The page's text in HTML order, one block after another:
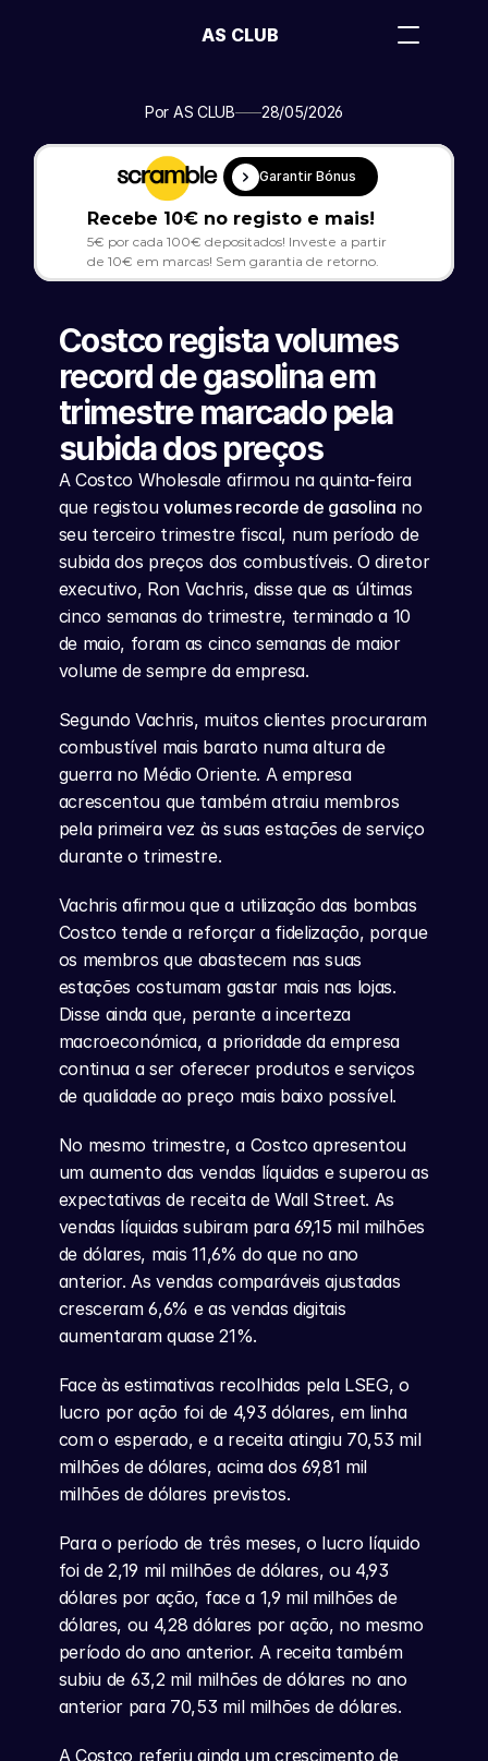
Por AS CLUB 28/05/2026
Garantir Bónus
Recebe 10€ no registo e mais!
5€ por cada 100€ depositados! Investe a partir
de 10€ em marcas! Sem garantia de retorno.
Costco regista volumes
record de gasolina em
trimestre marcado pela
subida dos preços
A Costco Wholesale afirmou na quinta-feira
que registou volumes recorde de gasolina no
seu terceiro trimestre fiscal, num período de
subida dos preços dos combustíveis. O diretor
executivo, Ron Vachris, disse que as últimas
cinco semanas do trimestre, terminado a 10
de maio, foram as cinco semanas de maior
volume de sempre da empresa.
Segundo Vachris, muitos clientes procuraram
combustível mais barato numa altura de
guerra no Médio Oriente. A empresa
acrescentou que também atraiu membros
pela primeira vez às suas estações de serviço
durante o trimestre.
Vachris afirmou que a utilização das bombas
Costco tende a reforçar a fidelização, porque
os membros que abastecem nas suas
estações costumam gastar mais nas lojas.
Disse ainda que, perante a incerteza
macroeconómica, a prioridade da empresa
continua a ser oferecer produtos e serviços
de qualidade ao preço mais baixo possível.
No mesmo trimestre, a Costco apresentou
um aumento das vendas líquidas e superou as
expectativas de receita de Wall Street. As
vendas líquidas subiram para 69,15 mil milhões
de dólares, mais 11,6% do que no ano
anterior. As vendas comparáveis ajustadas
cresceram 6,6% e as vendas digitais
aumentaram quase 21%.
Face às estimativas recolhidas pela LSEG, o
lucro por ação foi de 4,93 dólares, em linha
com o esperado, e a receita atingiu 70,53 mil
milhões de dólares, acima dos 69,81 mil
milhões de dólares previstos.
Para o período de três meses, o lucro líquido
foi de 2,19 mil milhões de dólares, ou 4,93
dólares por ação, face a 1,9 mil milhões de
dólares, ou 4,28 dólares por ação, no mesmo
período do ano anterior. A receita também
subiu de 63,2 mil milhões de dólares no ano
anterior para 70,53 mil milhões de dólares.
A Costco referiu ainda um crescimento de
AS CLUB